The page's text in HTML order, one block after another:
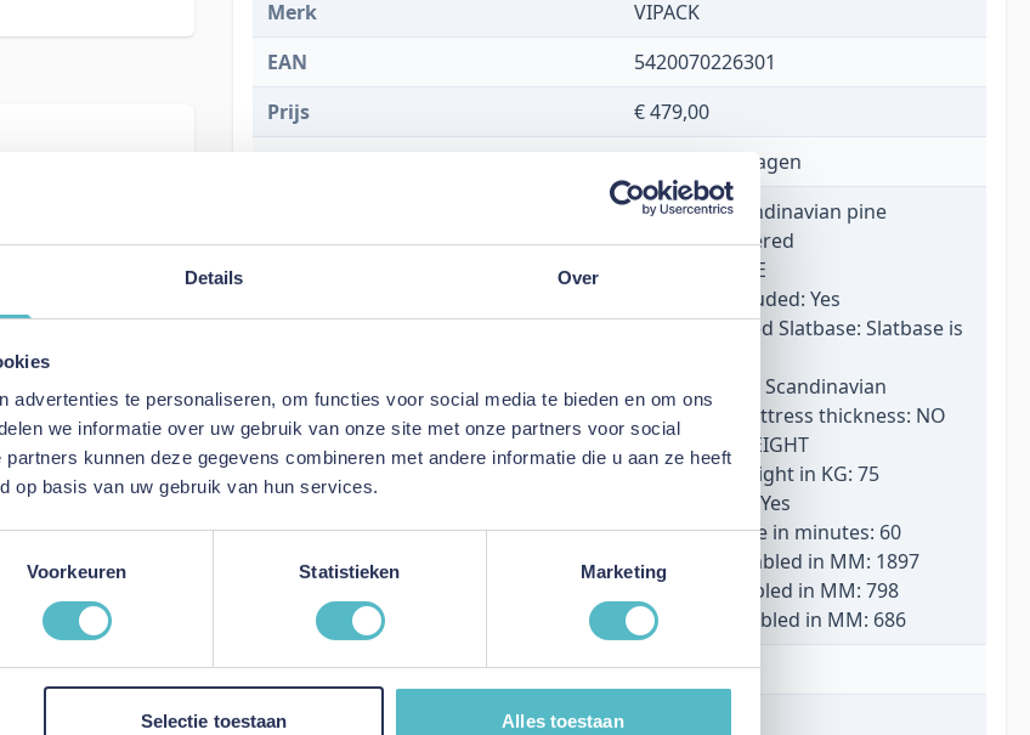
Details Over
advertenties te personaliseren, om functies voor social media te bieden en om ons
we informatie over uw gebruik van onze site met onze partners voor social
kunnen deze gegevens combineren met andere informatie die u aan ze heeft
op basis van uw gebruik van hun services.
Voorkeuren Statistieken Marketing
Selectie toestaan Alles toestaan
Merk
VIPACK
EAN
5420070226301
Prijs
€ 479,00
1 tot 5 werkdagen
Specificaties
Material: Scandinavian pine
Finish: Lacquered
Colour: WHITE
Slat base included: Yes
Recommended Slatbase: Slatbase is
Product style: Scandinavian
Maximum mattress thickness: NO
MAXIMUM HEIGHT
Maximum weight in KG: 75
FSC Certified: Yes
Assembly time in minutes: 60
Length assembled in MM: 1897
Width assembled in MM: 798
Height assembled in MM: 686
Kleur
Wit
Lengte